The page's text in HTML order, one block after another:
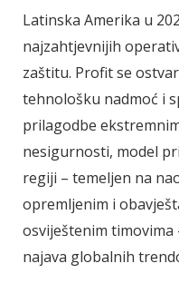
Latinska Amerika u
najzahtjevnijih
zaštitu. Profit se
tehnološku nadmoć i
prilagodbe
nesigurnosti, model
regiji – temeljen na
opremljenim i
osviještenim timovima
najava globalnih